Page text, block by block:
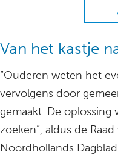
Van het kastje
“Ouderen weten het
vervolgens door
gemaakt. De
zoeken”, aldus de
Noordhollands